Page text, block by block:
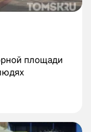
площади